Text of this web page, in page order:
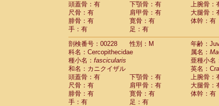
頭蓋骨：有
下顎骨：有
上腕骨：
尺骨：有
肩甲骨：有
大腿骨：
腓骨：有
寛骨：有
体幹：有
手：有
足：有
剖検番号：00228
性別：M
年齢：
科名：Cercopithecidae
属名：
種小名： fascicularis
亜種小名
和名：カニクイザル
英名：
頭蓋骨：有
下顎骨：有
上腕骨：
尺骨：有
肩甲骨：有
大腿骨：
腓骨：有
寛骨：有
体幹：有
手：有
足：有